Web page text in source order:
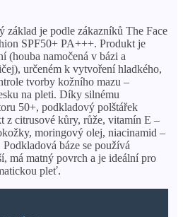
základ je podle zákazníků The Face
SPF50+ PA+++. Produkt je
(houba namočená v bázi a
určeném k vytvoření hladkého,
tvorby kožního mazu –
na pleti. Díky silnému
50+, podkladový polštářek
z citrusové kůry, růže, vitamín E –
moringový olej, niacinamid –
báze se používá
má matný povrch a je ideální pro
pleť.